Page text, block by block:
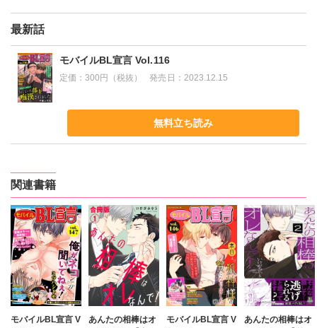
最新話
モバイルBL宣言 Vol.116
定価：300円（税抜） 発売日： 2023.12.15
無料立ち読み
関連書籍
モバイルBL宣言 V
あんたの相棒はオ
モバイルBL宣言 V
あんたの相棒はオ